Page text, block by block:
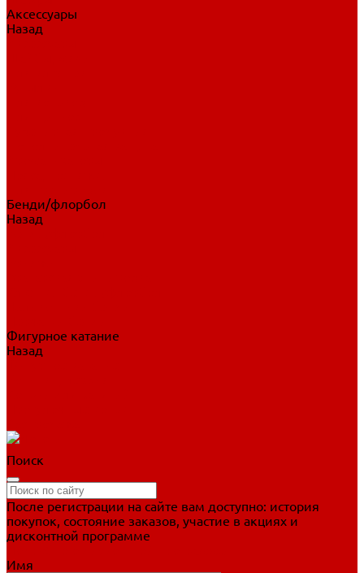
Аксессуары
Назад
Бенди/флорбол
Назад
Фигурное катание
Назад
Поиск
После регистрации на сайте вам доступно: история
покупок, состояние заказов, участие в акциях и
дисконтной программе
Имя